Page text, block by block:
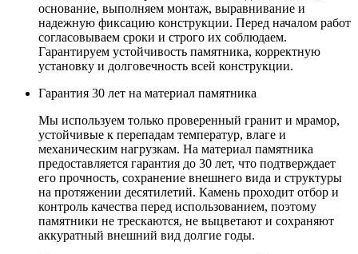
основание, выполняем монтаж, выравнивание и
надежную фиксацию конструкции. Перед началом работ
согласовываем сроки и строго их соблюдаем.
Гарантируем устойчивость памятника, корректную
установку и долговечность всей конструкции.
Гарантия 30 лет на материал памятника
Мы используем только проверенный гранит и мрамор,
устойчивые к перепадам температур, влаге и
механическим нагрузкам. На материал памятника
предоставляется гарантия до 30 лет, что подтверждает
его прочность, сохранение внешнего вида и структуры
на протяжении десятилетий. Камень проходит отбор и
контроль качества перед использованием, поэтому
памятники не трескаются, не выцветают и сохраняют
аккуратный внешний вид долгие годы.